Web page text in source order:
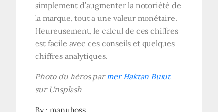
simplement d’augmenter la notoriété de
la marque, tout a une valeur monétaire.
Heureusement, le calcul de ces chiffres
est facile avec ces conseils et quelques
chiffres analytiques.
Photo du héros parmer Haktan Bulut
sur Unsplash
By :manuboss